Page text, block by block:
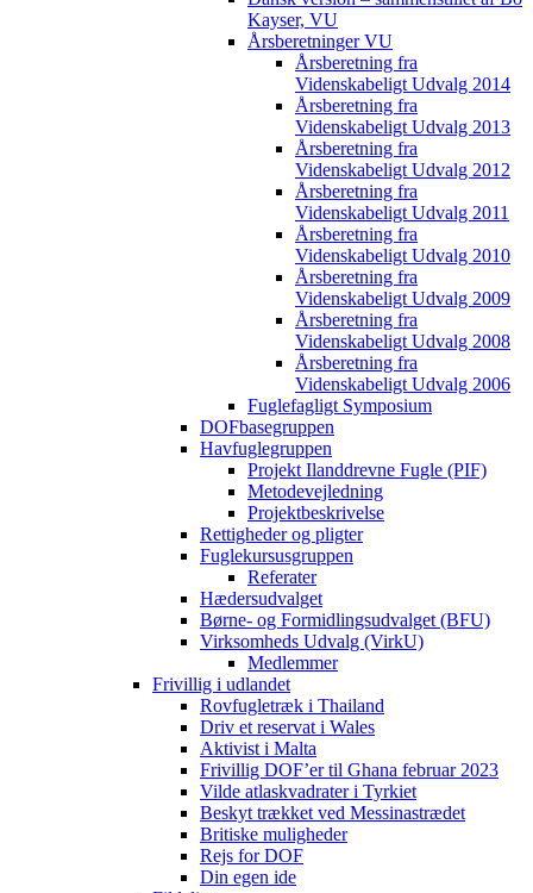
Kayser, VU
Årsberetninger VU
Årsberetning fra
Videnskabeligt Udvalg 2014
Årsberetning fra
Videnskabeligt Udvalg 2013
Årsberetning fra
Videnskabeligt Udvalg 2012
Årsberetning fra
Videnskabeligt Udvalg 2011
Årsberetning fra
Videnskabeligt Udvalg 2010
Årsberetning fra
Videnskabeligt Udvalg 2009
Årsberetning fra
Videnskabeligt Udvalg 2008
Årsberetning fra
Videnskabeligt Udvalg 2006
Fuglefagligt Symposium
DOFbasegruppen
Havfuglegruppen
Projekt Ilanddrevne Fugle (PIF)
Metodevejledning
Projektbeskrivelse
Rettigheder og pligter
Fuglekursusgruppen
Referater
Hædersudvalget
Børne- og Formidlingsudvalget (BFU)
Virksomheds Udvalg (VirkU)
Medlemmer
Frivillig i udlandet
Rovfugletræk i Thailand
Driv et reservat i Wales
Aktivist i Malta
Frivillig DOF’er til Ghana februar 2023
Vilde atlaskvadrater i Tyrkiet
Beskyt trækket ved Messinastrædet
Britiske muligheder
Rejs for DOF
Din egen ide